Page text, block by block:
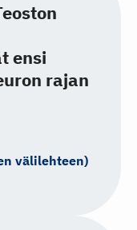
ensi
rajan
välilehteen)